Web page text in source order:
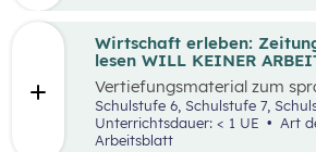
Wirtschaft erleben:
lesen WILL KEINER
Vertiefungsmaterial zum
aufbereiteten Zeitungsartikel
arbeiten?”.
Schulstufe 6,
Unterrichtsdauer: < 1 UE
Arbeitsblatt